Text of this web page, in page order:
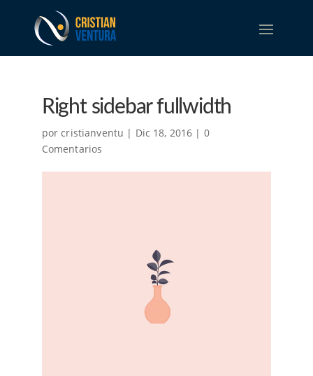
Right sidebar fullwidth
porcristianventu | Dic 18, 2016 | 0
Comentarios